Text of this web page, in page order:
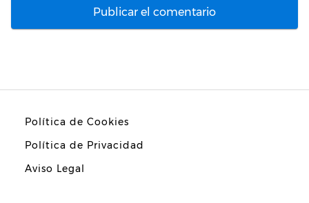
Política de Cookies
Política de Privacidad
Aviso Legal